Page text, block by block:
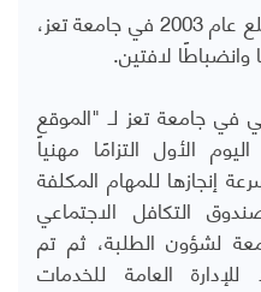
تم تعيين إفتهان المشهري مطلع عام 2003 في جامعة تعز،
وانضباطًا لافتين.
في جامعة تعز لـ "الموقع
الأول التزامًا مهنياً
إنجازها للمهام المكلفة
التكافل الاجتماعي
لشؤون الطلبة، ثم تم
العامة للخدمات